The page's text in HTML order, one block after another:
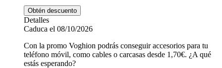
Obtén descuento
Detalles
Caduca el 08/10/2026
Con la promo Voghion podrás conseguir accesorios para tu
teléfono móvil, como cables o carcasas desde 1,70€. ¿A qué
estás esperando?